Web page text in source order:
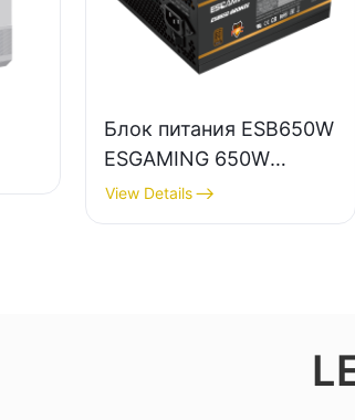
Блок питания ESB650W
ESGAMING 650W
высокого качества,
КПД 85%,
View Details